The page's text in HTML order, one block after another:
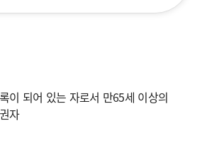
이 되어 있는 자로서 만65세 이상의
자